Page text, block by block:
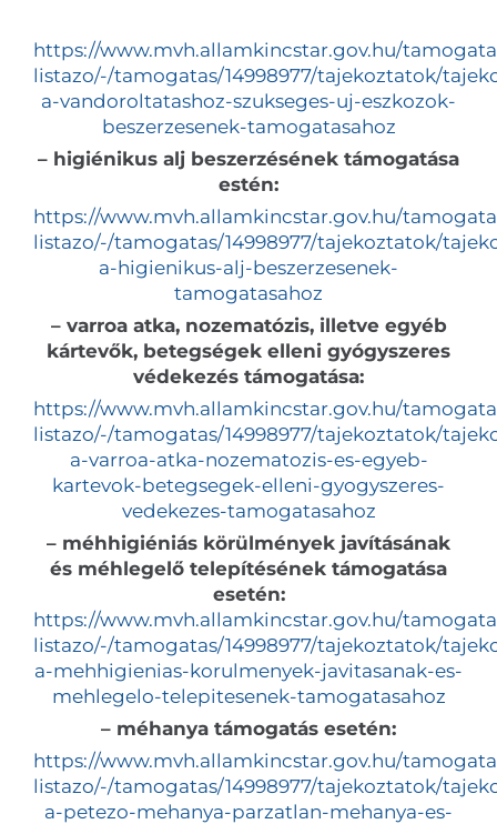
https://www.mvh.allamkincstar.gov.hu/
listazo/-/tamogatas/14998977/tajekoztatok/
a-vandoroltatashoz-szukseges-uj-eszkozok-
beszerzesenek-tamogatasahoz
– higiénikus alj beszerzésének támogatása
estén:
https://www.mvh.allamkincstar.gov.hu/
listazo/-/tamogatas/14998977/tajekoztatok/
a-higienikus-alj-beszerzesenek-
tamogatasahoz
– varroa atka, nozematózis, illetve egyéb
kártevők, betegségek elleni gyógyszeres
védekezés támogatása:
https://www.mvh.allamkincstar.gov.hu/
listazo/-/tamogatas/14998977/tajekoztatok/
a-varroa-atka-nozematozis-es-egyeb-
kartevok-betegsegek-elleni-gyogyszeres-
vedekezes-tamogatasahoz
– méhhigiéniás körülmények javításának
és méhlegelő telepítésének támogatása
esetén:
https://www.mvh.allamkincstar.gov.hu/
listazo/-/tamogatas/14998977/tajekoztatok/
a-mehhigienias-korulmenyek-javitasanak-es-
mehlegelo-telepitesenek-tamogatasahoz
– méhanya támogatás esetén:
https://www.mvh.allamkincstar.gov.hu/
listazo/-/tamogatas/14998977/tajekoztatok/
a-petezo-mehanya-parzatlan-mehanya-es-